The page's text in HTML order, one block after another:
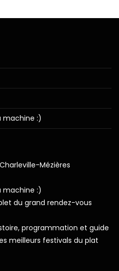
machine :)
Mézières
machine :)
du grand rendez-vous
programmation et guide
meilleurs festivals du plat